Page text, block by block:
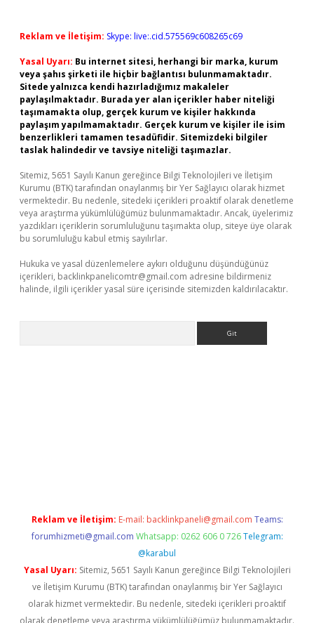
Reklam ve İletişim: Skype: live:.cid.575569c608265c69
Yasal Uyarı: Bu internet sitesi, herhangi bir marka, kurum
veya şahıs şirketi ile hiçbir bağlantısı bulunmamaktadır.
Sitede yalnızca kendi hazırladığımız makaleler
paylaşılmaktadır. Burada yer alan içerikler haber niteliği
taşımamakta olup, gerçek kurum ve kişiler hakkında
paylaşım yapılmamaktadır. Gerçek kurum ve kişiler ile isim
benzerlikleri tamamen tesadüfidir. Sitemizdeki bilgiler
taslak halindedir ve tavsiye niteliği taşımazlar.
Sitemiz, 5651 Sayılı Kanun gereğince Bilgi Teknolojileri ve İletişim
Kurumu (BTK) tarafından onaylanmış bir Yer Sağlayıcı olarak hizmet
vermektedir. Bu nedenle, sitedeki içerikleri proaktif olarak denetleme
veya araştırma yükümlülüğümüz bulunmamaktadır. Ancak, üyelerimiz
yazdıkları içeriklerin sorumluluğunu taşımakta olup, siteye üye olarak
bu sorumluluğu kabul etmiş sayılırlar.
Hukuka ve yasal düzenlemelere aykırı olduğunu düşündüğünüz
içerikleri, backlinkpanelicomtr@gmail.com adresine bildirmeniz
halinde, ilgili içerikler yasal süre içerisinde sitemizden kaldırılacaktır.
Reklam ve İletişim: E-mail: backlinkpaneli@gmail.com Teams:
forumhizmeti@gmail.com Whatsapp: 0262 606 0 726 Telegram:
@karabul
Yasal Uyarı: Sitemiz, 5651 Sayılı Kanun gereğince Bilgi Teknolojileri
ve İletişim Kurumu (BTK) tarafından onaylanmış bir Yer Sağlayıcı
olarak hizmet vermektedir. Bu nedenle, sitedeki içerikleri proaktif
olarak denetleme veya araştırma yükümlülüğümüz bulunmamaktadır.